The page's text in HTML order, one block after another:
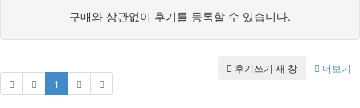
구매와 상관없이 후기를 등록할 수 있습니다.
1
후기쓰기 새 창 더보기